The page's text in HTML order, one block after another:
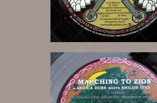
14,00 €